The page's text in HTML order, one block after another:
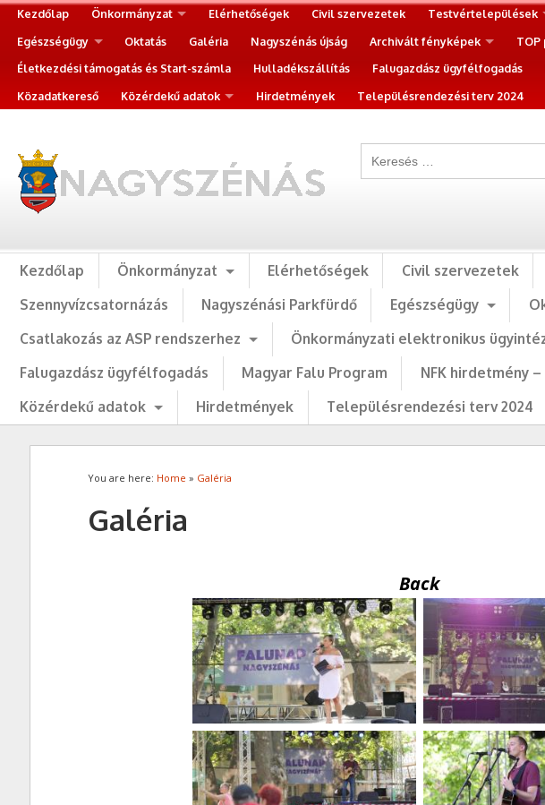
Kezdőlap Önkormányzat Elérhetőségek Civil szervezetek Testvértelepülések
Egészségügy
Oktatás Galéria Nagyszénás újság Archivált fényképek
Életkezdési támogatás és Start-számla
Hulladékszállítás Falugazdász ügyfélfogadás
Közadatkereső
Közérdekű adatok Hirdetmények Településrendezési terv 2024
Kezdőlap Önkormányzat Elérhetőségek Civil szervezetek
Szennyvízcsatornázás
Nagyszénási Parkfürdő Egészségügy
Csatlakozás az ASP rendszerhez
Önkormányzati elektronikus
Falugazdász ügyfélfogadás
Magyar Falu Program NFK hirdetmény
Közérdekű adatok
Hirdetmények Településrendezési terv 2024
You are here: Home » Galéria
Galéria
Back